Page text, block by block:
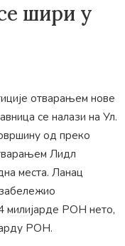
шири у
отварањем нове
се налази на Ул.
од преко
Лидл
места. Ланац
милијарде РОН нето,
РОН.